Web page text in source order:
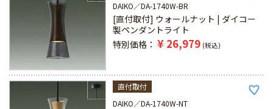
DAIKO
DA-1740W-BR
[直付取付] ウォールナット | ダイコー
製ペンダントライト
特別価格
¥ 26,979 税込
直付取付
DAIKO
DA-1740W-NT